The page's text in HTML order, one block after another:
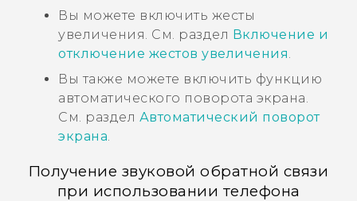
Вы можете включить жесты
увеличения. См. раздел Включение и
отключение жестов увеличения.
Вы также можете включить функцию
автоматического поворота экрана.
См. раздел Автоматический поворот
экрана.
Получение звуковой обратной связи
при использовании телефона